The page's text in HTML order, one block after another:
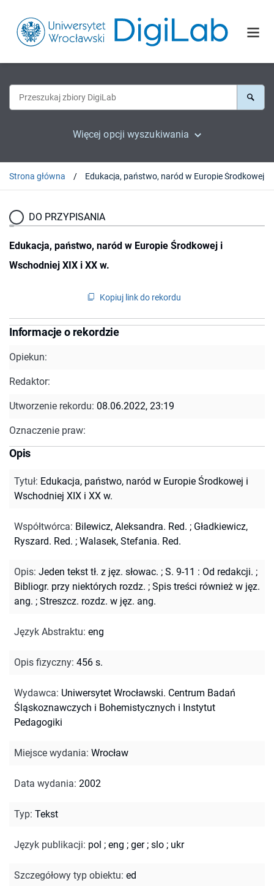
Więcej opcji wyszukiwania
Strona główna
DO PRZYPISANIA
Edukacja, państwo, naród w Europie Środkowej i
Wschodniej XIX i XX w.
Kopiuj link do rekordu
Informacje o rekordzie
Opiekun:
Redaktor:
Utworzenie rekordu: 08.06.2022, 23:19
Oznaczenie praw:
Opis
Tytuł: Edukacja, państwo, naród w Europie Środkowej i
Wschodniej XIX i XX w.
Współtwórca: Bilewicz, Aleksandra. Red. ; Gładkiewicz,
Ryszard. Red. ; Walasek, Stefania. Red.
Opis: Jeden tekst tł. z jęz. słowac. ; S. 9-11 : Od redakcji. ;
Bibliogr. przy niektórych rozdz. ; Spis treści również w jęz.
ang. ; Streszcz. rozdz. w jęz. ang.
Język Abstraktu: eng
Opis fizyczny: 456 s.
Wydawca: Uniwersytet Wrocławski. Centrum Badań
Śląskoznawczych i Bohemistycznych i Instytut
Pedagogiki
Miejsce wydania: Wrocław
Data wydania: 2002
Typ: Tekst
Język publikacji: pol ; eng ; ger; slo ; ukr
Szczegółowy typ obiektu: ed